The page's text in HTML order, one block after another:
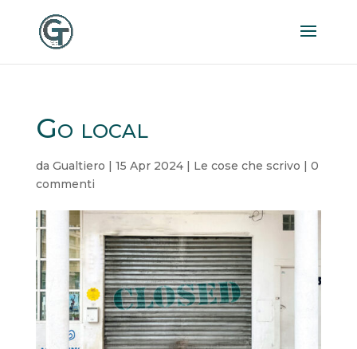
Go local
da Gualtiero | 15 Apr 2024| Le cose che scrivo | 0
commenti